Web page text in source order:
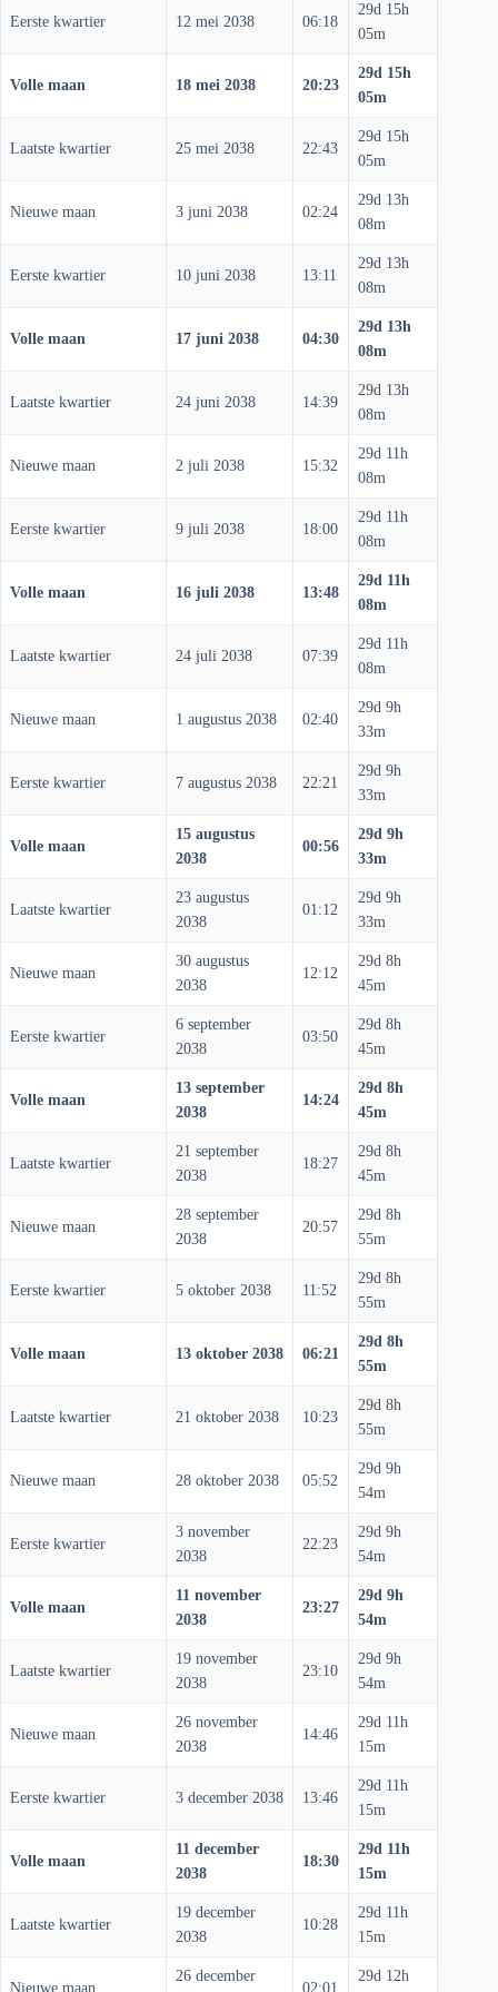
Eerste kwartier 12 mei 2038 06:18
29d 15h
05m
Volle maan 18 mei 2038 20:23
29d 15h
05m
Laatste kwartier 25 mei 2038 22:43
29d 15h
05m
Nieuwe maan 3 juni 2038 02:24
29d 13h
08m
Eerste kwartier 10 juni 2038 13:11
29d 13h
08m
Volle maan 17 juni 2038 04:30
29d 13h
08m
Laatste kwartier 24 juni 2038 14:39
29d 13h
08m
Nieuwe maan 2 juli 2038 15:32
29d 11h
08m
Eerste kwartier 9 juli 2038 18:00
29d 11h
08m
Volle maan 16 juli 2038 13:48
29d 11h
08m
Laatste kwartier 24 juli 2038 07:39
29d 11h
08m
Nieuwe maan 1 augustus 2038 02:40
29d 9h
33m
Eerste kwartier 7 augustus 2038 22:21
29d 9h
33m
Volle maan
15 augustus
2038
00:56
29d 9h
33m
Laatste kwartier
23 augustus
2038
01:12
29d 9h
33m
Nieuwe maan
30 augustus
2038
12:12
29d 8h
45m
Eerste kwartier
6 september
2038
03:50
29d 8h
45m
Volle maan
13 september
2038
14:24
29d 8h
45m
Laatste kwartier
21 september
2038
18:27
29d 8h
45m
Nieuwe maan
28 september
2038
20:57
29d 8h
55m
Eerste kwartier 5 oktober 2038 11:52
29d 8h
55m
Volle maan 13 oktober 2038 06:21
29d 8h
55m
Laatste kwartier 21 oktober 2038 10:23
29d 8h
55m
Nieuwe maan 28 oktober 2038 05:52
29d 9h
54m
Eerste kwartier
3 november
2038
22:23
29d 9h
54m
Volle maan
11 november
2038
23:27
29d 9h
54m
Laatste kwartier
19 november
2038
23:10
29d 9h
54m
Nieuwe maan
26 november
2038
14:46
29d 11h
15m
Eerste kwartier 3 december 2038 13:46
29d 11h
15m
Volle maan
11 december
2038
18:30
29d 11h
15m
Laatste kwartier
19 december
2038
10:28
29d 11h
15m
Nieuwe maan
26 december
02:01
29d 12h